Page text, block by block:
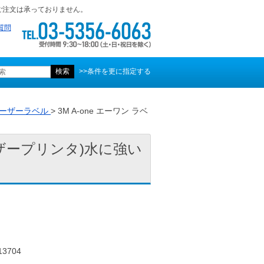
文は承っておりません。
問
>>条件を更に指定する
ザーラベル > 3M A-one エーワン ラベ
ープリンタ)水に強い